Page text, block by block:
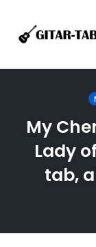
My
Lady
tab,